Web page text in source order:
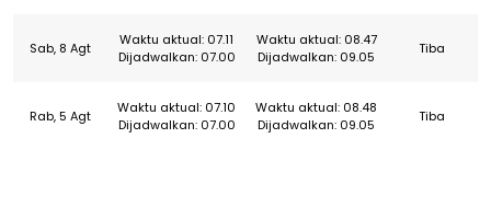
Sab, 8 Agt
Waktu aktual: 07.11
Dijadwalkan: 07.00
Waktu aktual: 08.47
Dijadwalkan: 09.05
Tiba
Rab, 5 Agt
Waktu aktual: 07.10
Dijadwalkan: 07.00
Waktu aktual: 08.48
Dijadwalkan: 09.05
Tiba